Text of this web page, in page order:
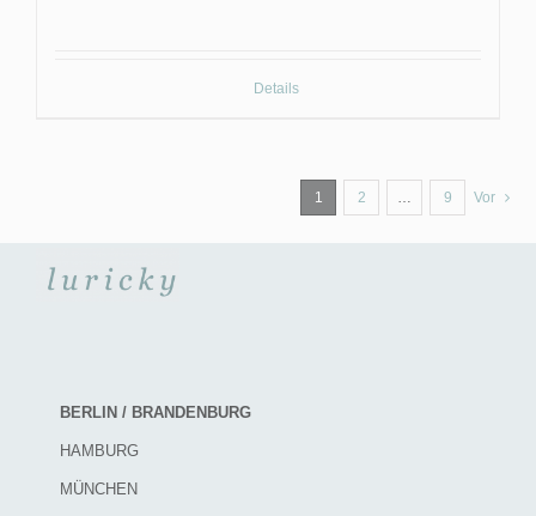
Details
1 2 … 9 Vor
BERLIN / BRANDENBURG
HAMBURG
MÜNCHEN